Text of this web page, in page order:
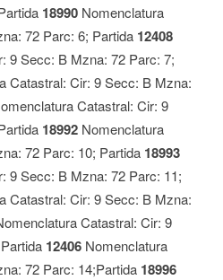
18990 Nomenclatura
72 Parc: 6; Partida 12408
9 Secc: B Mzna: 72 Parc: 7;
Catastral: Cir: 9 Secc: B Mzna:
Catastral: Cir: 9
18992 Nomenclatura
72 Parc: 10; Partida 18993
9 Secc: B Mzna: 72 Parc: 11;
Catastral: Cir: 9 Secc: B Mzna:
Catastral: Cir: 9
12406 Nomenclatura
72 Parc: 14;Partida 18996